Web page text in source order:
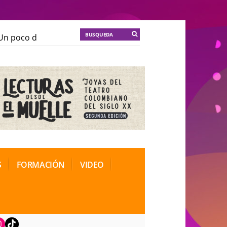
poco de locura para la cordura
Soma
Soma
de Teatro Rosa
FORMACIÓN VIDEO
TikTok